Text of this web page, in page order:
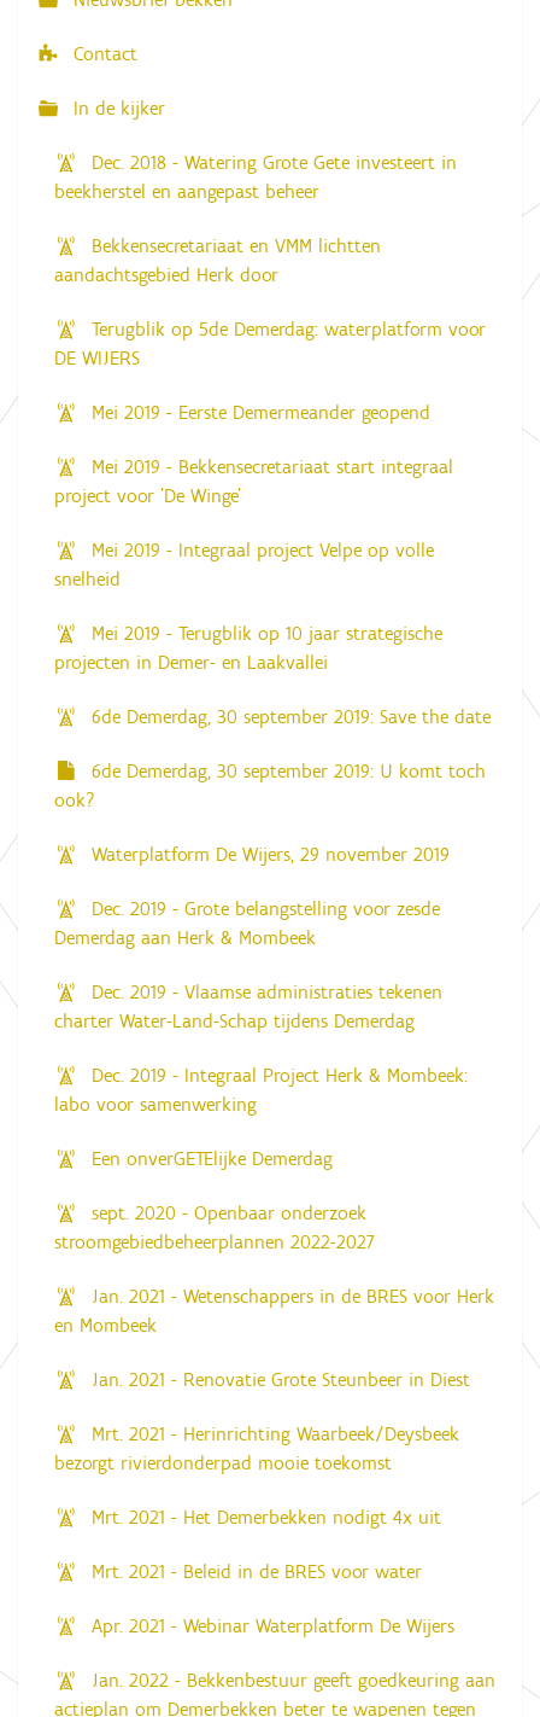
v
n
d
a
d
n
g
Contact
In de kijker
Dec. 2018 - Watering Grote Gete investeert in
beekherstel en aangepast beheer
Bekkensecretariaat en VMM lichtten
aandachtsgebied Herk door
Terugblik op 5de Demerdag: waterplatform voor
DE WIJERS
Mei 2019 - Eerste Demermeander geopend
Mei 2019 - Bekkensecretariaat start integraal
project voor 'De Winge'
Mei 2019 - Integraal project Velpe op volle
snelheid
Mei 2019 - Terugblik op 10 jaar strategische
projecten in Demer- en Laakvallei
6de Demerdag, 30 september 2019: Save the date
6de Demerdag, 30 september 2019: U komt toch
ook?
Waterplatform De Wijers, 29 november 2019
Dec. 2019 - Grote belangstelling voor zesde
Demerdag aan Herk & Mombeek
Dec. 2019 - Vlaamse administraties tekenen
charter Water-Land-Schap tijdens Demerdag
Dec. 2019 - Integraal Project Herk & Mombeek:
labo voor samenwerking
Een onverGETElijke Demerdag
sept. 2020 - Openbaar onderzoek
stroomgebiedbeheerplannen 2022-2027
Jan. 2021 - Wetenschappers in de BRES voor Herk
en Mombeek
Jan. 2021 - Renovatie Grote Steunbeer in Diest
Mrt. 2021 - Herinrichting Waarbeek/Deysbeek
bezorgt rivierdonderpad mooie toekomst
Mrt. 2021 - Het Demerbekken nodigt 4x uit
Mrt. 2021 - Beleid in de BRES voor water
Apr. 2021 - Webinar Waterplatform De Wijers
Jan. 2022 - Bekkenbestuur geeft goedkeuring aan
actieplan om Demerbekken beter te wapenen tegen